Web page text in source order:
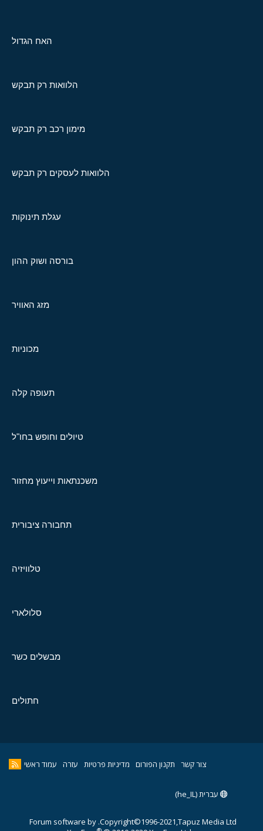
האח הגדול
הלוואות רק תבקש
מימון רכב רק תבקש
הלוואות לעסקים רק תבקש
עגלת תינוקות
בורסה ושוק ההון
מזג האוויר
מכוניות
תעופה קלה
טיולים וחופש בחו"ל
משכנתאות וייעוץ מחזור
תחבורה ציבורית
טלוויזיה
סלולארי
מבשלים כשר
חתולים
צור קשר תקנון הפורום מדיניות פרטיות עזרה עמוד ראשי
עברית (he_IL)
Copyright©1996-2021,Tapuz Media Ltd.
Forum software by